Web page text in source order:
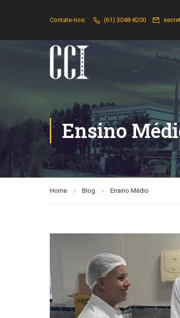
Contate-nos: (61) 3048-8200
Ensino
Home Blog Ensino Médio